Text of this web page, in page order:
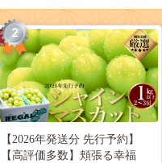
2
【2026年発送分 先行予約】
【高評価多数】頬張る幸福